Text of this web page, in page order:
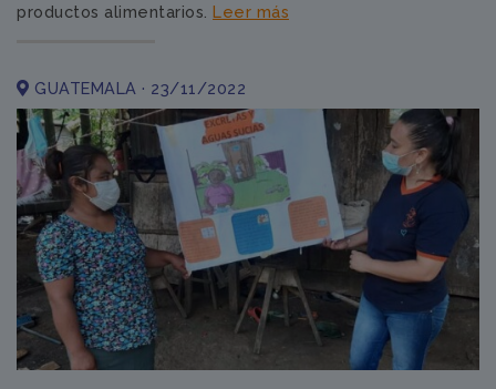
productos alimentarios. Leer más
GUATEMALA · 23/11/2022